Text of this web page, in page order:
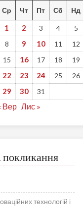
Ср Чт Пт Сб Нд
1 2 3 4 5
8 9 10 11 12
15 16 17 18 19
22 23 24 25 26
29 30 31
Вер Лис »
покликання
технологій і